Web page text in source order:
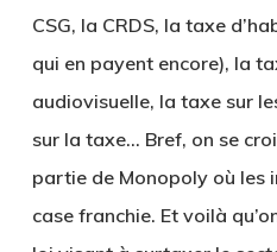
CSG, la CRDS, la taxe
qui en payent encore), la
audiovisuelle, la taxe sur
sur la taxe… Bref, on se
partie de Monopoly où les
case franchie. Et voilà